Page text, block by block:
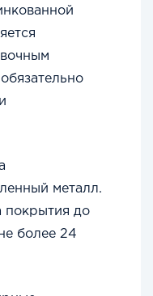
металл.
покрытия до
более 24